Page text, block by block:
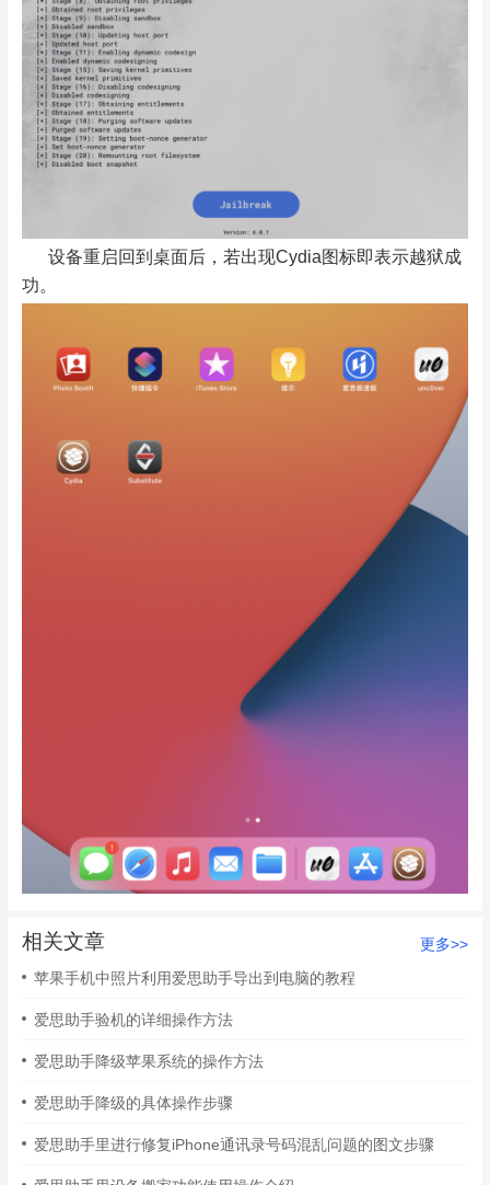
设备重启回到桌面后，若出现Cydia图标即表示越狱成
功。
相关文章
更多>>
苹果手机中照片利用爱思助手导出到电脑的教程
爱思助手验机的详细操作方法
爱思助手降级苹果系统的操作方法
爱思助手降级的具体操作步骤
爱思助手里进行修复iPhone通讯录号码混乱问题的图文步骤